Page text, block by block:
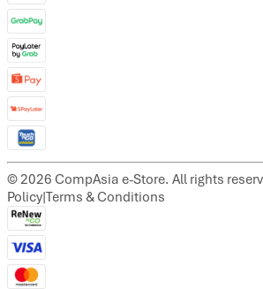
©2026 CompAsia e-Store. All rights
Policy|Terms & Conditions